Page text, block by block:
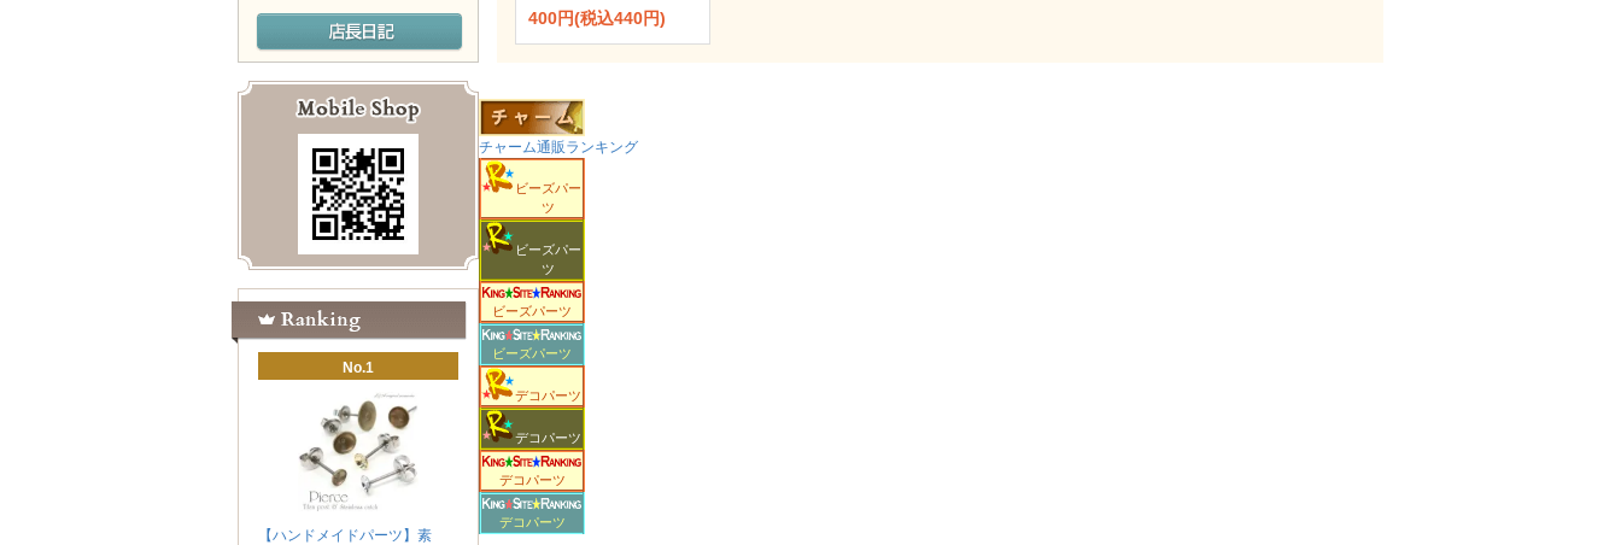
400円(税込440円)
No.1
【ハンドメイドパーツ】素
チャーム通販ランキング
ビーズパー
ツ
ビーズパー
ツ
ビーズパーツ
ビーズパーツ
デコパーツ
デコパーツ
デコパーツ
デコパーツ